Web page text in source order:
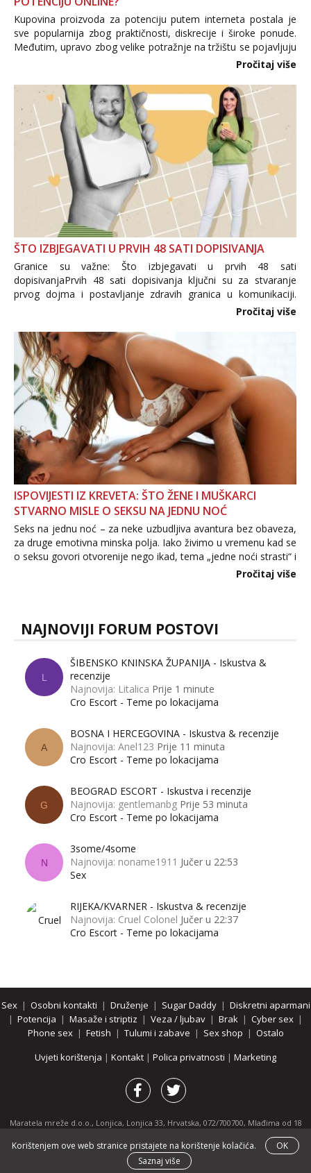
Kupovina proizvoda za potenciju putem interneta postala je
sve popularnija zbog praktičnosti, diskrecije i široke ponude.
Međutim, upravo zbog velike potražnje na tržištu se pojavljuju
i brojni krivotvoreni proizvodi, nepouzdane internetske
Pročitaj više
ŠTO IZBJEGAVATI U PRVIH 48 SATI DOPISIVANJA
Granice su važne: Što izbjegavati u prvih 48 sati
dopisivanjaPrvih 48 sati dopisivanja ključni su za stvaranje
prvog dojma i postavljanje zdravih granica u komunikaciji.
Važno je izbjeći prebrzo otkrivanje osobnih ili intimnih
informacija, jer nepoznata osoba još nije zaslužila to
povjerenje. Takođe...
Pročitaj više
ISPOVIJESTI IZ KREVETA: ŠTO ŽENE I MUŠKARCI
STVARNO MISLE O SEKSU NA JEDNU NOĆ
Seks na jednu noć – za neke uzbudljiva avantura bez obaveza,
za druge emotivna minska polja. Iako živimo u vremenu kad se
o seksu govori otvorenije nego ikad, tema „jedne noći strasti“ i
dalje izaziva burne rasprave. Što zapravo misle žene, a što
Pročitaj više
NAJNOVIJI FORUM POSTOVI
L
ŠIBENSKO KNINSKA ŽUPANIJA - Iskustva &
recenzije
Najnovija: Litalica Prije 1 minute
Cro Escort - Teme po lokacijama
A
BOSNA I HERCEGOVINA - Iskustva & recenzije
Najnovija: Anel123 Prije 11 minuta
Cro Escort - Teme po lokacijama
G
BEOGRAD ESCORT - Iskustva i recenzije
Najnovija: gentlemanbg Prije 53 minuta
Cro Escort - Teme po lokacijama
N
3some/4some
Najnovija: noname1911 Jučer u 22:53
Sex
RIJEKA/KVARNER - Iskustva & recenzije
Najnovija: Cruel Colonel Jučer u 22:37
Cro Escort - Teme po lokacijama
Sex| Osobni kontakti | Druženje | Sugar Daddy| Diskretni aparmani
| Potencija | Masaže i striptiz | Veza / ljubav | Brak | Cyber sex |
Phone sex| Fetish | Tulumi i zabave | Sex shop | Ostalo
Uvjeti korištenja | Kontakt | Polica privatnosti | Marketing
Maratela mreže d.o.o., Lonjica, Lonjica 33, Hrvatska, 072/700700, Mlađima od 18
godina zabranjeno je pregledavanje stranice i svih njenih dijelova.
Partnerski portali:osobnikontakti.com|hotline.hr|ThePornDude.com
Korištenjem ove web stranice pristajete na korištenje kolačića.
OK
Saznaj više